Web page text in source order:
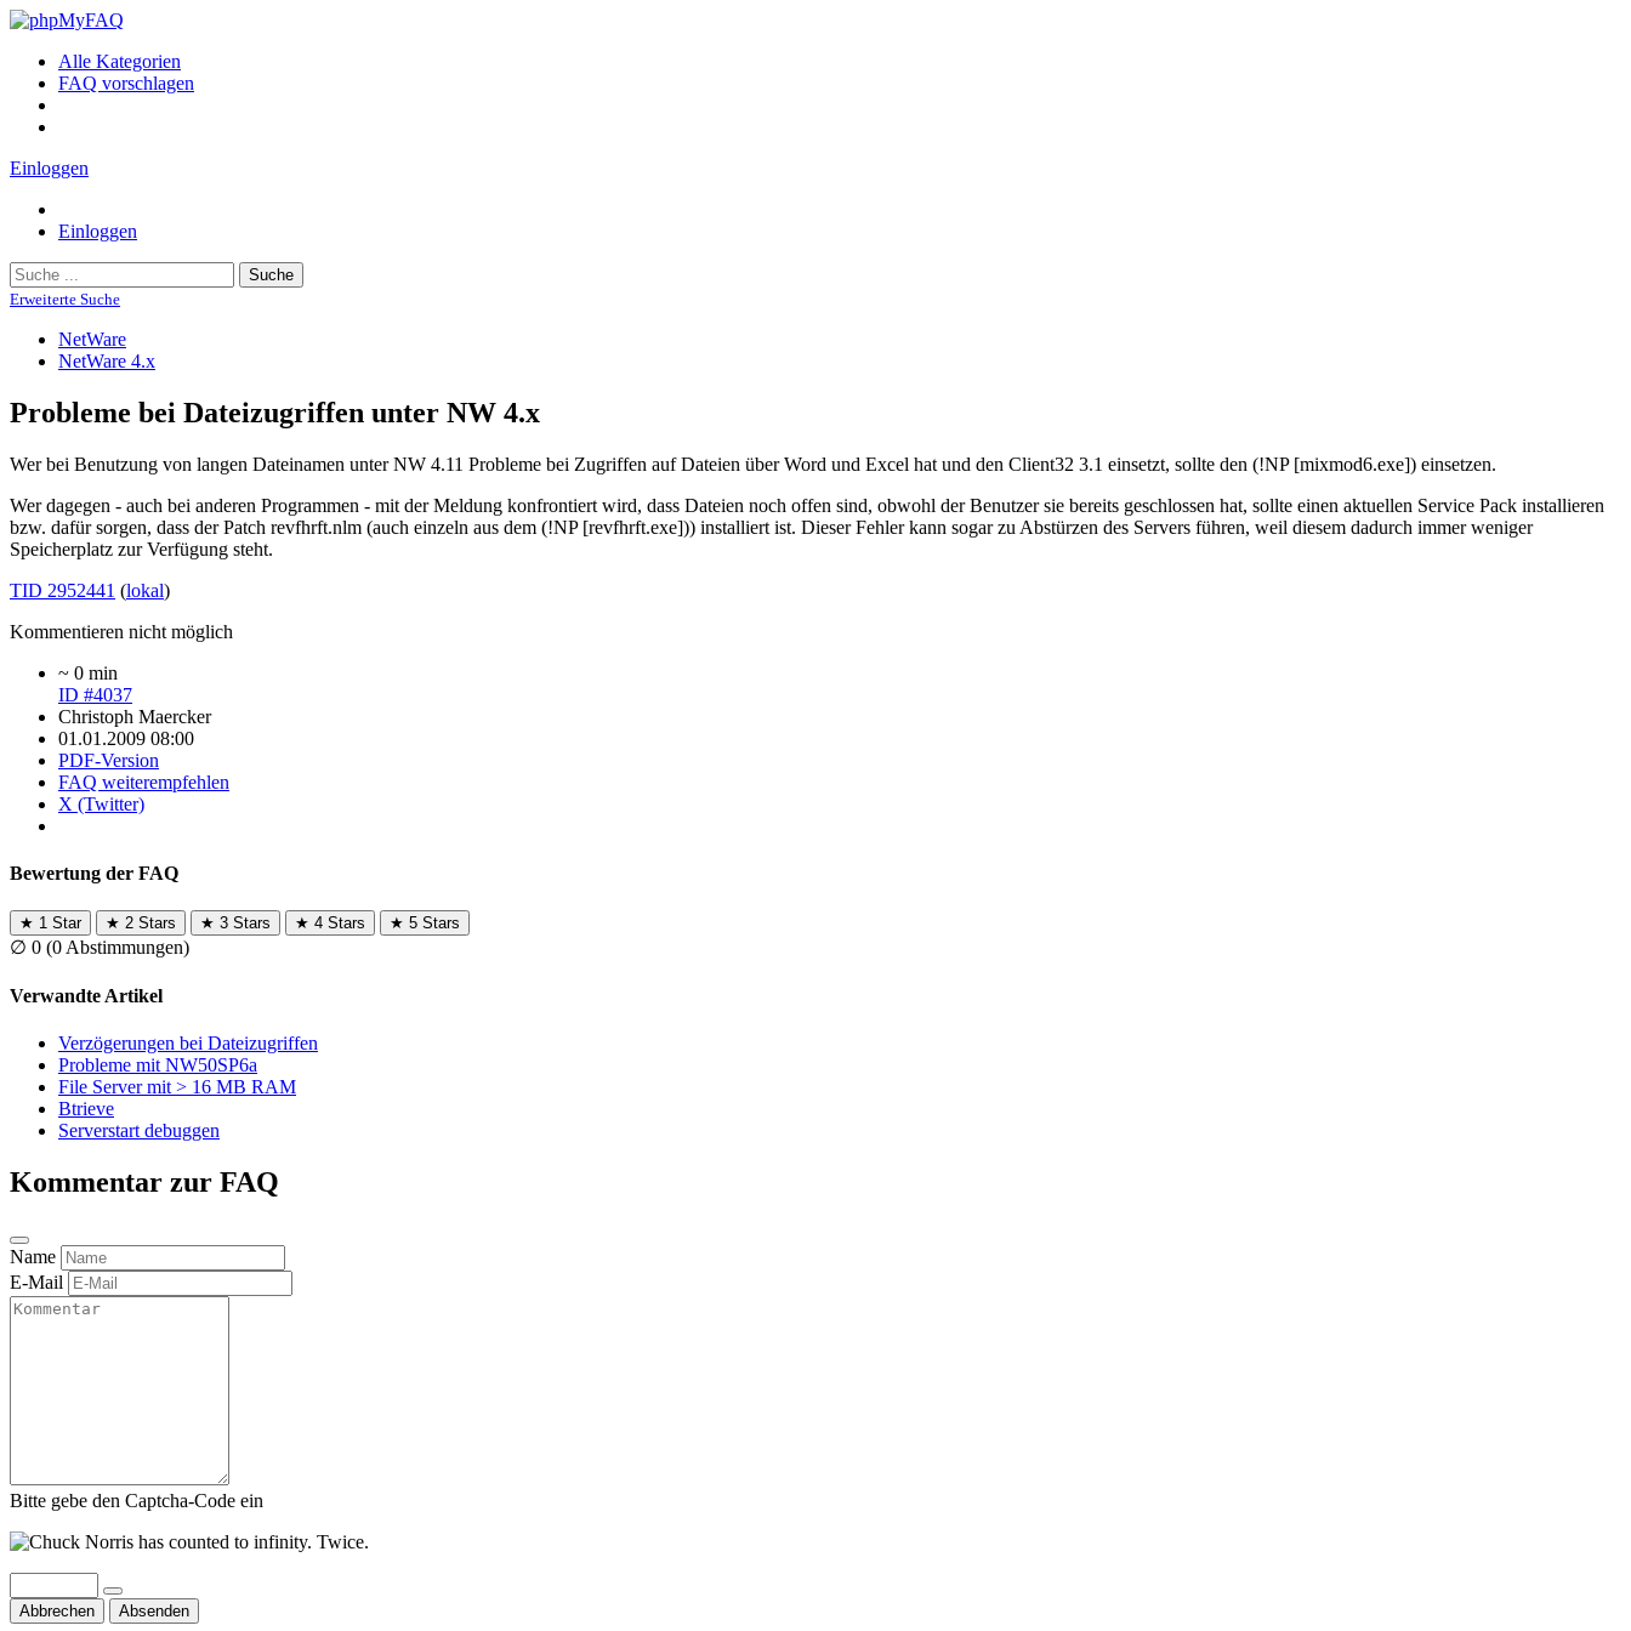
Alle Kategorien
FAQ vorschlagen
Einloggen
Einloggen
Suche
Erweiterte Suche
NetWare
NetWare 4.x
Probleme bei Dateizugriffen unter NW 4.x
Wer bei Benutzung von langen Dateinamen unter NW 4.11 Probleme bei Zugriffen auf Dateien über Word und Excel hat und den Client32 3.1 einsetzt, sollte den (!NP [mixmod6.exe]) einsetzen.
Wer dagegen - auch bei anderen Programmen - mit der Meldung konfrontiert wird, dass Dateien noch offen sind, obwohl der Benutzer sie bereits geschlossen hat, sollte einen aktuellen Service Pack installieren
bzw. dafür sorgen, dass der Patch revfhrft.nlm (auch einzeln aus dem (!NP [revfhrft.exe])) installiert ist. Dieser Fehler kann sogar zu Abstürzen des Servers führen, weil diesem dadurch immer weniger
Speicherplatz zur Verfügung steht.
TID 2952441 (lokal)
Kommentieren nicht möglich
~ 0 min
ID #4037
Christoph Maercker
01.01.2009 08:00
PDF-Version
FAQ weiterempfehlen
X (Twitter)
Bewertung der FAQ
★ 1 Star ★ 2 Stars ★ 3 Stars ★ 4 Stars ★ 5 Stars
∅ 0 (0 Abstimmungen)
Verwandte Artikel
Verzögerungen bei Dateizugriffen
Probleme mit NW50SP6a
File Server mit > 16 MB RAM
Btrieve
Serverstart debuggen
Kommentar zur FAQ
Name
E-Mail
Bitte gebe den Captcha-Code ein
Abbrechen Absenden